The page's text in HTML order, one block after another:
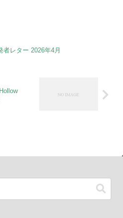
者レター 2026年4月